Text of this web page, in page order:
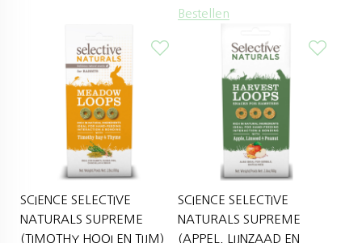
Bestellen
SCIENCE SELECTIVE
NATURALS SUPREME
(TIMOTHY HOOI EN TIJM)
SCIENCE SELECTIVE
NATURALS SUPREME
(APPEL, LIJNZAAD EN